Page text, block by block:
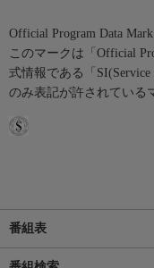
Official Program Data
このマークは「Official
式情報である「
のみ表記が許されている
番組表